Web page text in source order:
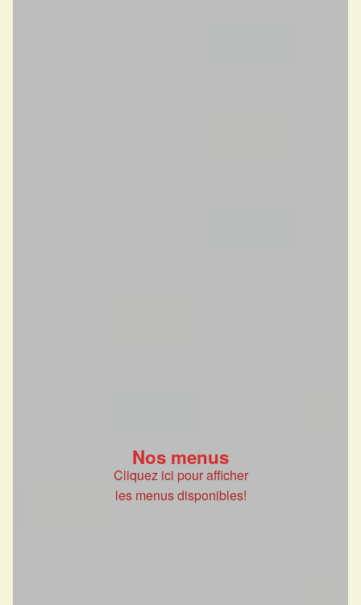
Nos menus
Cliquez ici pour afficher
les menus disponibles!